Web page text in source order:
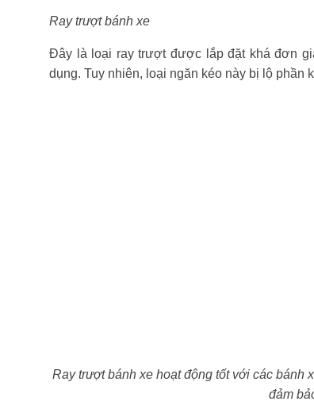
Ray trượt bánh xe
Đây là loại ray trượt được lắp đặt khá đơn
dụng. Tuy nhiên, loại ngăn kéo này bị lộ phần
Ray trượt bánh xe hoạt động tốt với các bánh
đảm